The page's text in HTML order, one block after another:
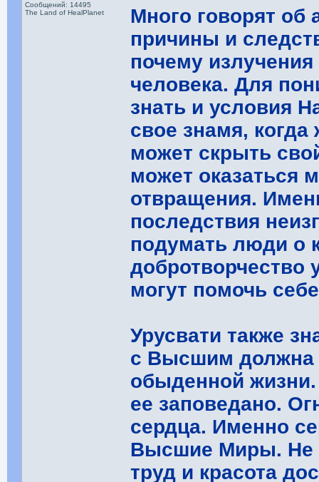
Сообщений: 14495
The Land of HealPlanet
Много говорят об
причины и
почему
человека. Для
знать и условия
свое знамя,
может скрыть
может оказаться
отвращения.
последствия
подумать люди о
добротворчество
могут помочь
Урусвати также
с Высшим должна
обыденной жизни.
ее заповедано.
сердца. Именно
Высшие Миры. Не
труд и красота